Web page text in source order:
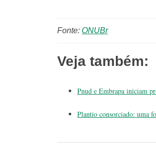
Fonte: ONUBr
Veja também:
Pnud e Embrapa iniciam
Plantio consorciado: uma